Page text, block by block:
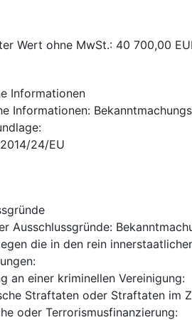
Wert ohne MwSt.: 40 700,00
Informationen
Informationen:
:
24/EU
Ausschlussgründe:
die in den rein
:
an einer kriminellen Vereinigung:
Straftaten oder Straftaten im
oder Terrorismusfinanzierung: